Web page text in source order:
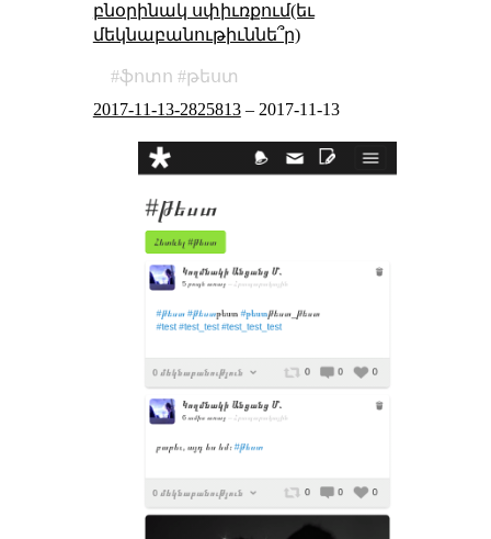
բնօրինակ սփիւռքում(եւ
մեկնաբանութիւննե՞ր)
ֆոտո
թեստ
2017-11-13-2825813– 2017-11-13